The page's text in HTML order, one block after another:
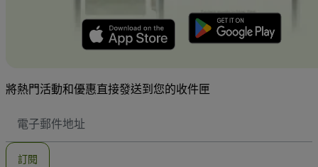
將熱門活動和優惠直接發送到您的收件匣
子
地
訂閱